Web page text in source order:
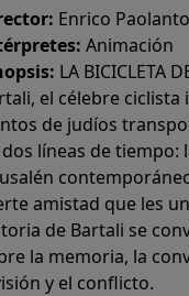
Enrico
Animación
LA BICICLETA
el célebre
de judíos
líneas de tiempo:
amistad que les
de Bartali se
la memoria, la
y el conflicto.